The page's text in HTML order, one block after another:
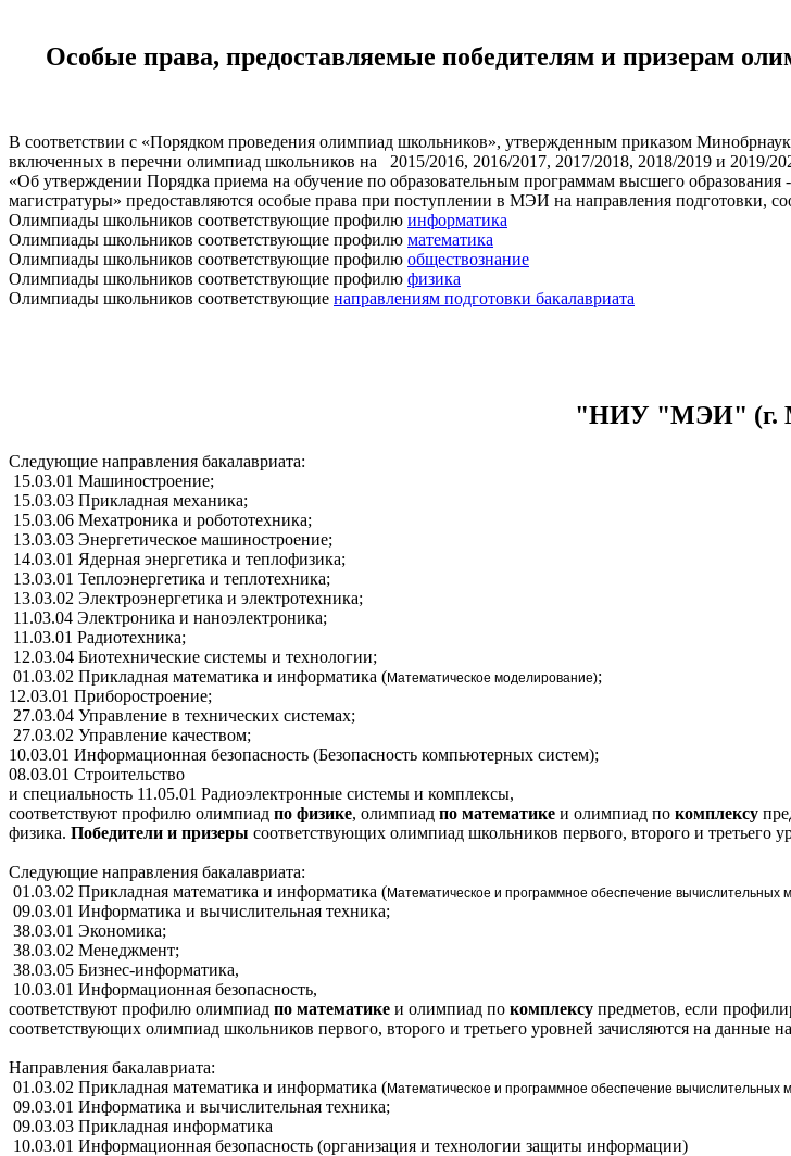
Особые права, предоставляемые победителям и призерам
В соответствии с «Порядком проведения олимпиад школьников», утвержденным приказом
включенных в перечни олимпиад школьников на 2015/2016, 2016/2017, 2017/2018, 2018/2019 и 2019/
«Об утверждении Порядка приема на обучение по образовательным программам высшего
магистратуры» предоставляются особые права при поступлении в МЭИ на направления подготовки,
Олимпиады школьников соответствующие профилю информатика
Олимпиады школьников соответствующие профилю математика
Олимпиады школьников соответствующие профилю обществознание
Олимпиады школьников соответствующие профилю физика
Олимпиады школьников соответствующие направлениям подготовки бакалавриата
"НИУ "МЭИ" (г.
Следующие направления бакалавриата:
15.03.01 Машиностроение;
15.03.03 Прикладная механика;
15.03.06 Мехатроника и робототехника;
13.03.03 Энергетическое машиностроение;
14.03.01 Ядерная энергетика и теплофизика;
13.03.01 Теплоэнергетика и теплотехника;
13.03.02 Электроэнергетика и электротехника;
11.03.04 Электроника и наноэлектроника;
11.03.01 Радиотехника;
12.03.04 Биотехнические системы и технологии;
01.03.02 Прикладная математика и информатика (Математическое моделирование)
12.03.01 Приборостроение;
27.03.04 Управление в технических системах;
27.03.02 Управление качеством;
10.03.01 Информационная безопасность (Безопасность компьютерных систем);
08.03.01 Строительство
и специальность 11.05.01 Радиоэлектронные системы и комплексы,
соответствуют профилю олимпиад по физике, олимпиад по математике и олимпиад по комплексу
физика. Победители и призеры соответствующих олимпиад школьников первого, второго и третьего
Следующие направления бакалавриата:
01.03.02 Прикладная математика и информатика (Математическое и программное обеспечение вычислительных
09.03.01 Информатика и вычислительная техника;
38.03.01 Экономика;
38.03.02 Менеджмент;
38.03.05 Бизнес-информатика,
10.03.01 Информационная безопасность,
соответствуют профилю олимпиад по математике и олимпиад по комплексу предметов, если
соответствующих олимпиад школьников первого, второго и третьего уровней зачисляются на данные
Направления бакалавриата:
01.03.02 Прикладная математика и информатика (Математическое и программное обеспечение вычислительных
09.03.01 Информатика и вычислительная техника;
09.03.03 Прикладная информатика
10.03.01 Информационная безопасность (организация и технологии защиты информации)